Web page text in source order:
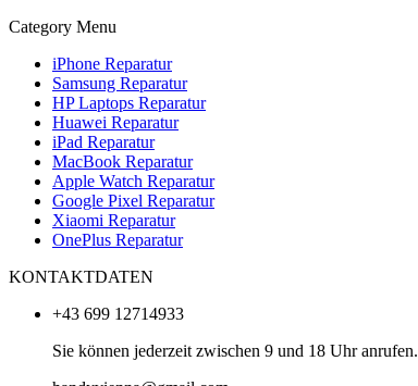
Category Menu
iPhone Reparatur
Samsung Reparatur
HP Laptops Reparatur
Huawei Reparatur
iPad Reparatur
MacBook Reparatur
Apple Watch Reparatur
Google Pixel Reparatur
Xiaomi Reparatur
OnePlus Reparatur
KONTAKTDATEN
+43 699 12714933
Sie können jederzeit zwischen 9 und 18 Uhr anrufen.